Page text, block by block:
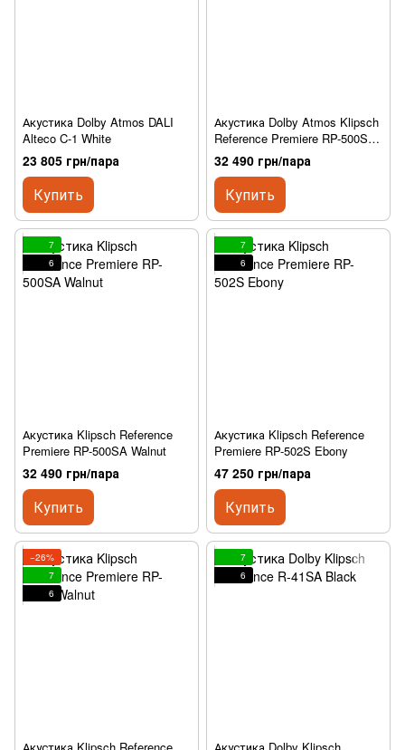
Акустика Dolby Atmos DALI
Alteco C-1 White
23 805 грн/пара
Купить
Акустика Dolby Atmos Klipsch
Reference Premiere RP-500SA
Ebony
32 490 грн/пара
Купить
7
6
Акустика Klipsch Reference
Premiere RP-500SA Walnut
32 490 грн/пара
Купить
7
6
Акустика Klipsch Reference
Premiere RP-502S Ebony
47 250 грн/пара
Купить
−26%
7
6
7
6